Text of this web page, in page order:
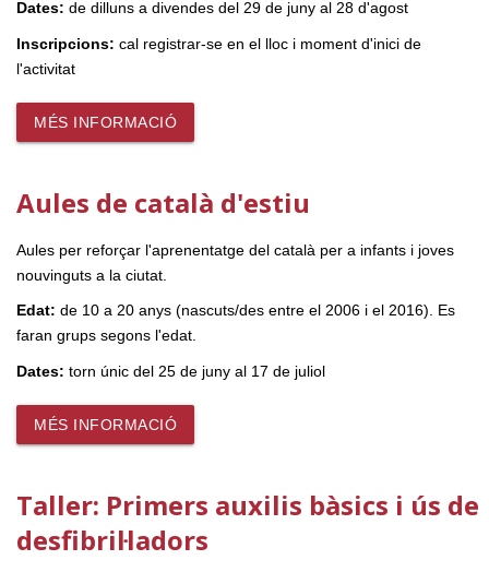
Dates: de dilluns a divendes del 29 de juny al 28 d'agost
Inscripcions: cal registrar-se en el lloc i moment d'inici de
l'activitat
MÉS INFORMACIÓ
Aules de català d'estiu
Aules per reforçar l'aprenentatge del català per a infants i joves
nouvinguts a la ciutat.
Edat: de 10 a 20 anys (nascuts/des entre el 2006 i el 2016). Es
faran grups segons l'edat.
Dates: torn únic del 25 de juny al 17 de juliol
MÉS INFORMACIÓ
Taller: Primers auxilis bàsics i ús de
desfibril·ladors